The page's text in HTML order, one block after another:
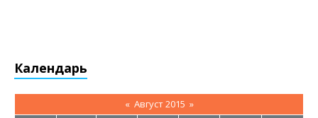
Календарь
« Август 2015 »